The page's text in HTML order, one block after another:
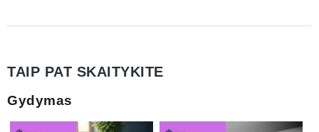
TAIP PAT SKAITYKITE
Gydymas